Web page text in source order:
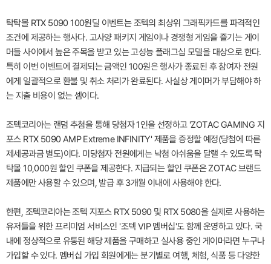
탁탁몰 RTX 5090 100원딜 이벤트는 조텍의 최상위 그래픽카드를 파격적인
조건에 제공하는 행사다. 고사양 패키지 게임이나 경쟁형 게임을 즐기는 게이
머들 사이에서 높은 주목을 받고 있는 고성능 플래그십 모델을 대상으로 한다.
특히 이번 이벤트에 결제되는 금액인 100원은 행사가 종료된 후 참여자 전원
에게 일괄적으로 환불 및 취소 처리가 완료된다. 사실상 게이머가 부담해야 하
는 지출 비용이 없는 셈이다.
조텍코리아는 랜덤 추첨을 통해 당첨자 1인을 선정하고 'ZOTAC GAMING 지
포스 RTX 5090 AMP Extreme INFINITY' 제품을 증정할 예정(당첨에 따른
제세공과금 별도)이다. 미당첨자 전원에게는 낙첨 아쉬움을 달랠 수 있도록 탁
탁몰 10,000원 할인 쿠폰을 제공한다. 지급되는 할인 쿠폰은 ZOTAC 브랜드
제품에만 사용할 수 있으며, 발급 후 3개월 이내에 사용해야 한다.
한편, 조텍코리아는 조텍 지포스 RTX 5090 및 RTX 5080을 실제로 사용하는
유저들을 위한 프리미엄 서비스인 '조텍 VIP 멤버십'도 함께 운영하고 있다. 국
내에 정상적으로 유통된 해당 제품을 구매하고 실사용 중인 게이머라면 누구나
가입할 수 있다. 멤버십 가입 회원에게는 분기별로 여행, 체험, 식품 등 다양한